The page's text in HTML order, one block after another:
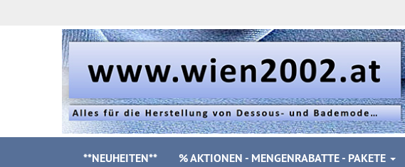
**NEUHEITEN** % AKTIONEN - MENGENRABATTE - PAKETE